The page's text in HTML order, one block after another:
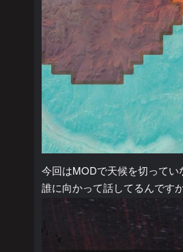
今回はMODで天候を切ってい
誰に向かって話してるんです